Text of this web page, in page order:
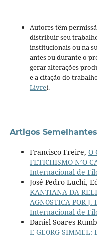
Autores têm
distribuir seu
institucionais ou na
antes ou durante o
gerar alterações
e a citação do
Livre).
Artigos Semelhantes
Francisco Freire, O
FETICHISMO N’O
Internacional de
José Pedro Luchi,
KANTIANA DA
AGNÓSTICA POR J.
Internacional de
Daniel Soares
E GEORG SIMMEL: